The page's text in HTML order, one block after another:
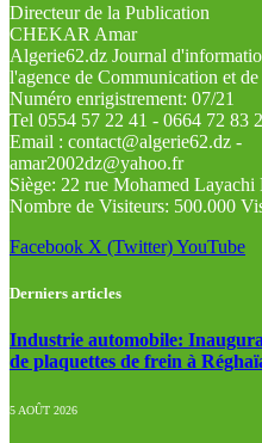
Directeur de la Publication
CHEKAR Amar
Algerie62.dz Journal
l'agence de Communication et
Numéro enrigistrement: 07/21
Tel 0554 57 22 41 - 0664 72 83
Email : contact@algerie62.dz -
amar2002dz@yahoo.fr
Siège: 22 rue Mohamed
Nombre de Visiteurs: 500.000
Facebook X (Twitter)YouTube
Derniers articles
Industrie automobile:
de plaquettes de frein à
5 AOÛT 2026